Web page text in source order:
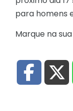
para homens
Marque na